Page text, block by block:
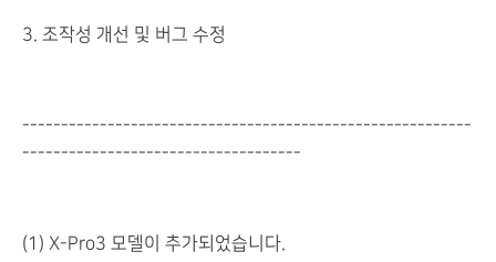
3. 조작성 개선 및 버그 수정
----------------------------------------------------------
------------------------------------
(1) X-Pro3 모델이 추가되었습니다.